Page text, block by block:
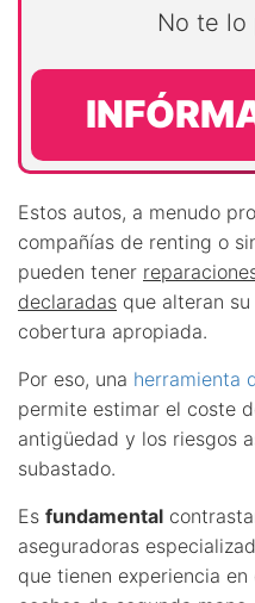
No te lo
Estos autos, a menudo
compañías de renting o
pueden tener
declaradas que alteran
cobertura apropiada.
Por eso, una herramienta
permite estimar el coste
antigüedad y los riesgos
subastado.
Es fundamental
aseguradoras
que tienen experiencia